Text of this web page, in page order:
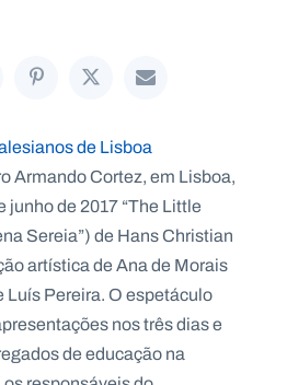
de Lisboa
Armando Cortez, em Lisboa,
junho de 2017 “The Little
Sereia”) de Hans Christian
artística de Ana de Morais
Luís Pereira. O espetáculo
nos três dias e
de educação na